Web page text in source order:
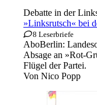
Debatte in der
»Linksrutsch« bei
8 Leserbriefe
AboBerlin:
Absage an »Rot-
Flügel der Partei.
Von Nico Popp